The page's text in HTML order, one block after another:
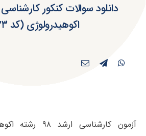
اکوهیدرولوژی (کد ۱۳۲۳)
آزمون کارشناسی